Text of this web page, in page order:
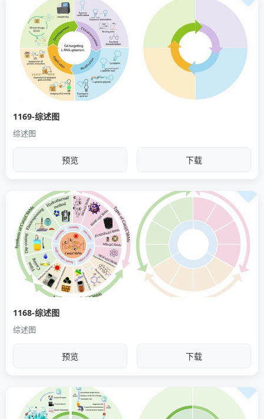
1169-综述图
综述图
预览 下载
1168-综述图
综述图
预览 下载